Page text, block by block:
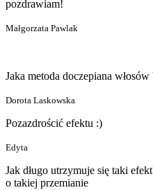
pozdrawiam!
Małgorzata Pawlak
Jaka metoda doczepiana
Dorota Laskowska
Pozazdrościć efektu :)
Edyta
Jak długo utrzymuje się taki
o takiej przemianie